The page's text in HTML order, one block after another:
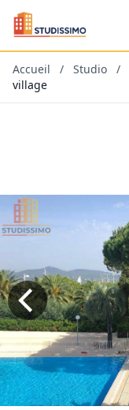
Accueil / Studio /
village